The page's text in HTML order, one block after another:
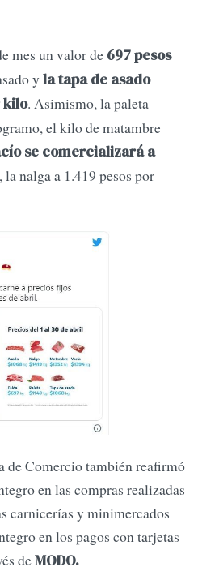
mes un valor de 697 pesos
y la tapa de asado
kilo. Asimismo, la paleta
el kilo de matambre
se comercializará a
nalga a 1.419 pesos por
de Comercio también reafirmó
en las compras realizadas
carnicerías y minimercados
en los pagos con tarjetas
deMODO.